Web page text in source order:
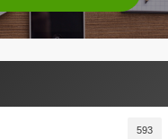
593